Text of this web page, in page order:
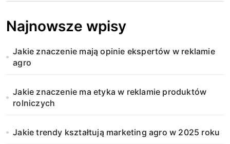
Najnowsze wpisy
Jakie znaczenie mają opinie ekspertów w reklamie
agro
Jakie znaczenie ma etyka w reklamie produktów
rolniczych
Jakie trendy kształtują marketing agro w 2025 roku